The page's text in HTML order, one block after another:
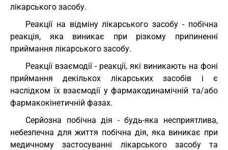
лікарського засобу.
Реакції на відміну лікарського засобу - побічна
реакція, яка виникає при різкому припиненні
приймання лікарського засобу.
Реакції взаємодії - реакції, які виникають на фоні
приймання декількох лікарських засобів і є
наслідком їх взаємодії у фармакодинамічній та/або
фармакокінетичній фазах.
Серйозна побічна дія - будь-яка несприятлива,
небезпечна для життя побічна дія, яка виникає при
медичному застосуванні лікарського засобу та